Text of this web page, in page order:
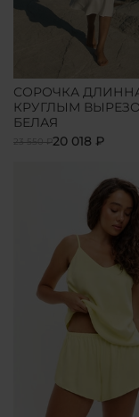
СОРОЧКА
КРУГЛЫМ
БЕЛАЯ
23 550 ₽20 018 ₽